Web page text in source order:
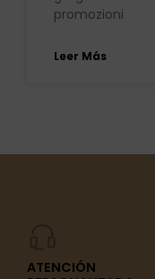
promozioni
Leer Más
ATENCIÓN